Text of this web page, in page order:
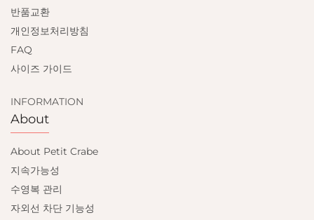
반품교환
개인정보처리방침
FAQ
사이즈 가이드
INFORMATION
About
About Petit Crabe
지속가능성
수영복 관리
자외선 차단 기능성